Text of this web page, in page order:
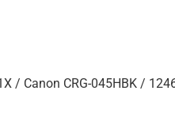
/ Canon CRG-045HBK /